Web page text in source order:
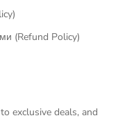
(Refund Policy)
exclusive deals, and